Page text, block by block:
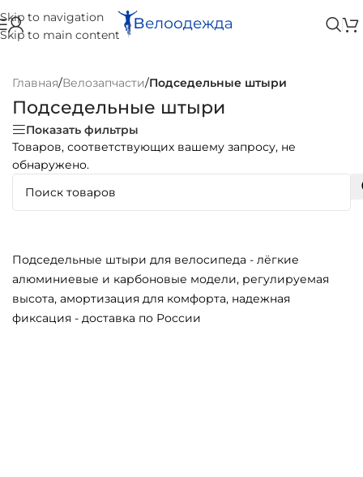
Skip to navigation
Skip to main content
Главная/Велозапчасти/Подседельные штыри
Подседельные штыри
Показать фильтры
Товаров, соответствующих вашему запросу, не
обнаружено.
Подседельные штыри для велосипеда - лёгкие
алюминиевые и карбоновые модели, регулируемая
высота, амортизация для комфорта, надежная
фиксация - доставка по России